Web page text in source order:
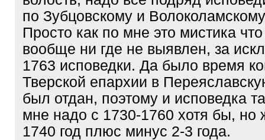
по Зубцовскому и
Просто как по мне это мистика что
вообще ни где не выявлен, за
1763 исповедки. Да было время
Тверской епархии в
был отдан, поэтому и исповедка
мне надо с 1730-1760 хотя бы, но
1740 год плюс минус 2-3 года.